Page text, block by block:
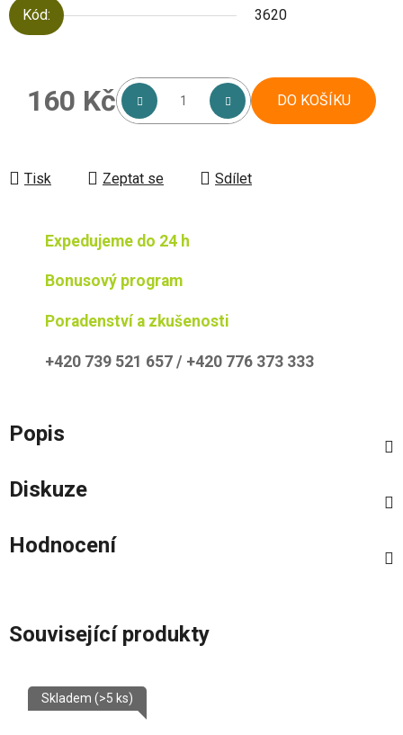
Kód: 3620
160 Kč DO KOŠÍKU
Tisk Zeptat se Sdílet
Expedujeme do 24 h
Bonusový program
Poradenství a zkušenosti
+420 739 521 657 / +420 776 373 333
Popis
Diskuze
Hodnocení
Související produkty
Skladem (>5 ks)